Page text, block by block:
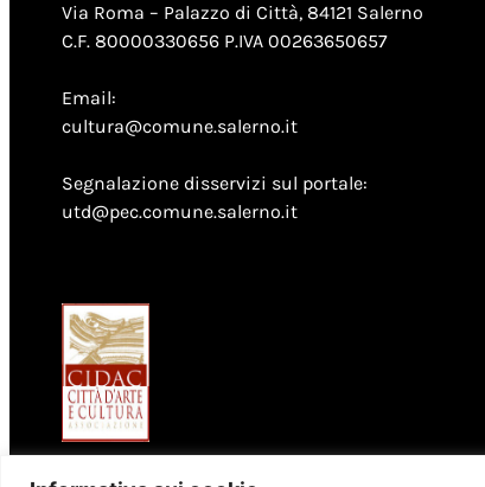
Via Roma – Palazzo di Città, 84121 Salerno
C.F. 80000330656 P.IVA 00263650657
Email:
cultura@comune.salerno.it
Segnalazione disservizi sul portale:
utd@pec.comune.salerno.it